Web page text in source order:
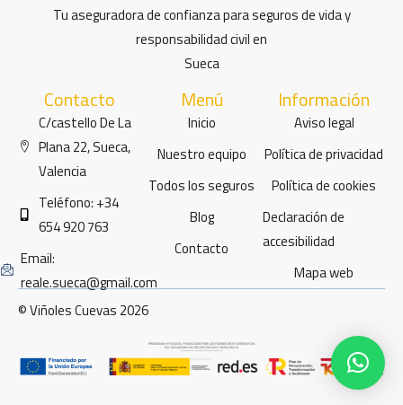
Tu aseguradora de confianza para seguros de vida y
responsabilidad civil en
Sueca
Contacto
C/castello De La
Plana 22, Sueca,
Valencia
Teléfono: +34
654 920 763
Email:
reale.sueca@gmail.com
Menú
Inicio
Nuestro equipo
Todos los seguros
Blog
Contacto
Información
Aviso legal
Política de privacidad
Política de cookies
Declaración de
accesibilidad
Mapa web
© Viñoles Cuevas 2026